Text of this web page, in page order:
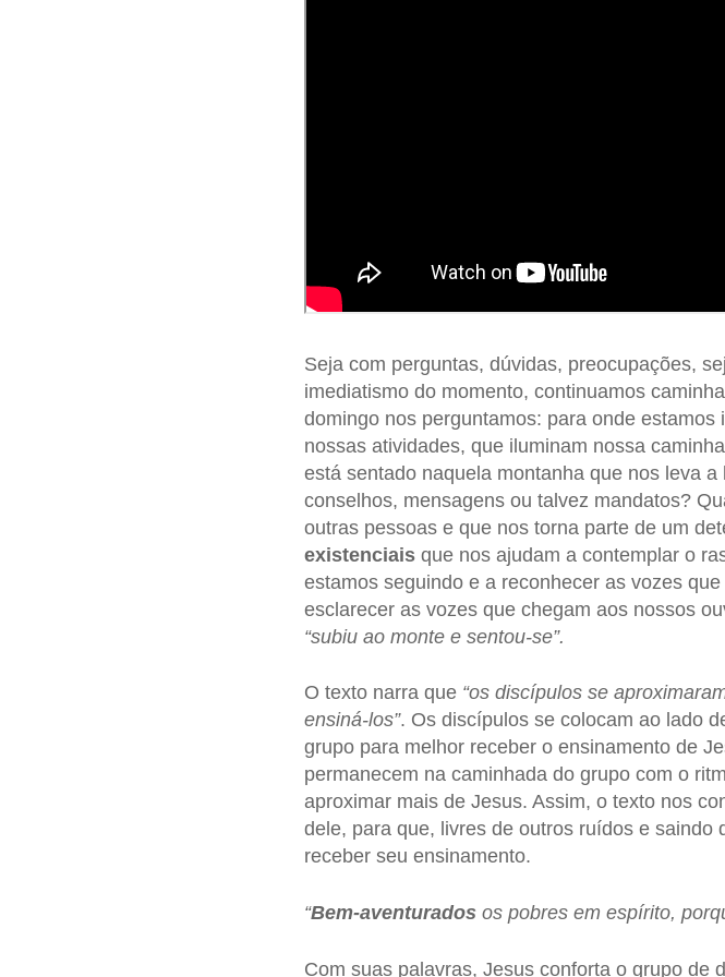
Seja com perguntas, dúvidas, preocupações,
imediatismo do momento, continuamos
domingo nos perguntamos: para onde
nossas atividades, que iluminam nossa
está sentado naquela montanha que nos leva
conselhos, mensagens ou talvez mandatos?
outras pessoas e que nos torna parte de um
existenciaisque nos ajudam a contemplar o
estamos seguindo e a reconhecer as vozes
esclarecer as vozes que chegam aos nossos
“subiu ao monte e sentou-se”.
O texto narra que “os discípulos se
ensiná-los”. Os discípulos se colocam ao lado
grupo para melhor receber o ensinamento de
permanecem na caminhada do grupo com o
aproximar mais de Jesus. Assim, o texto nos
dele, para que, livres de outros ruídos e
receber seu ensinamento.
“Bem-aventuradosos pobres em espírito,
Com suas palavras, Jesus conforta o grupo de